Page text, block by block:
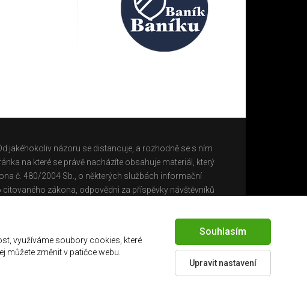
jakéhokoliv názoru se distancuje, a rozhodně se s ním
na které se právě nacházíte obsahuje materiál, který
č. 480/2004 Sb., o některých službách informační
zákona, odpovědni za příspěvky návštěvníků
Created by
využíváme soubory cookies, které
můžete změnit v patičce webu.
Souhlasím
Upravit nastavení